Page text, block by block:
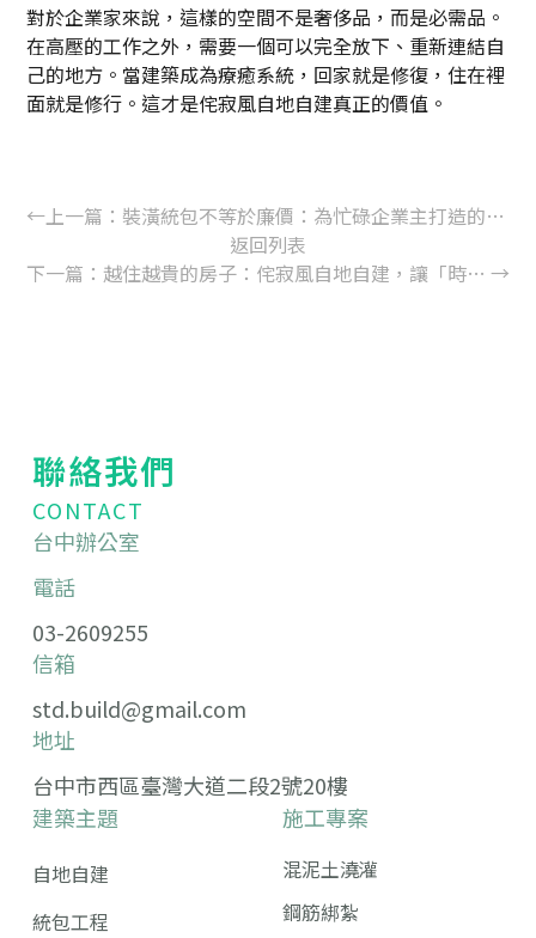
對於企業家來說，這樣的空間不是奢侈品，而是必需品。
在高壓的工作之外，需要一個可以完全放下、重新連結自
己的地方。當建築成為療癒系統，回家就是修復，住在裡
面就是修行。這才是侘寂風自地自建真正的價值。
← 上一篇： 裝潢統包不等於廉價：為忙碌企業主打造的「設計+工程」全方位託管服務
返回列表
下一篇： 越住越貴的房子：侘寂風自地自建，讓「時間的痕跡」成為別墅最昂貴的建材 →
聯絡我們
CONTACT
台中辦公室
電話
03-2609255
信箱
std.build@gmail.com
地址
台中市西區臺灣大道二段2號20樓
建築主題
自地自建
統包工程
施工專案
混泥土澆灌
鋼筋綁紮